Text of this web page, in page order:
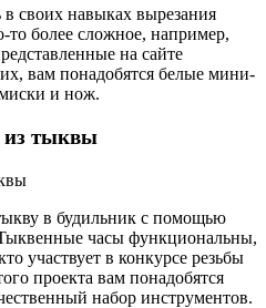
своих навыках вырезания
то более сложное, например,
на сайте
вам понадобятся белые мини-
и нож.
из тыквы
в будильник с помощью
часы функциональны,
участвует в конкурсе резьбы
проекта вам понадобятся
набор инструментов.